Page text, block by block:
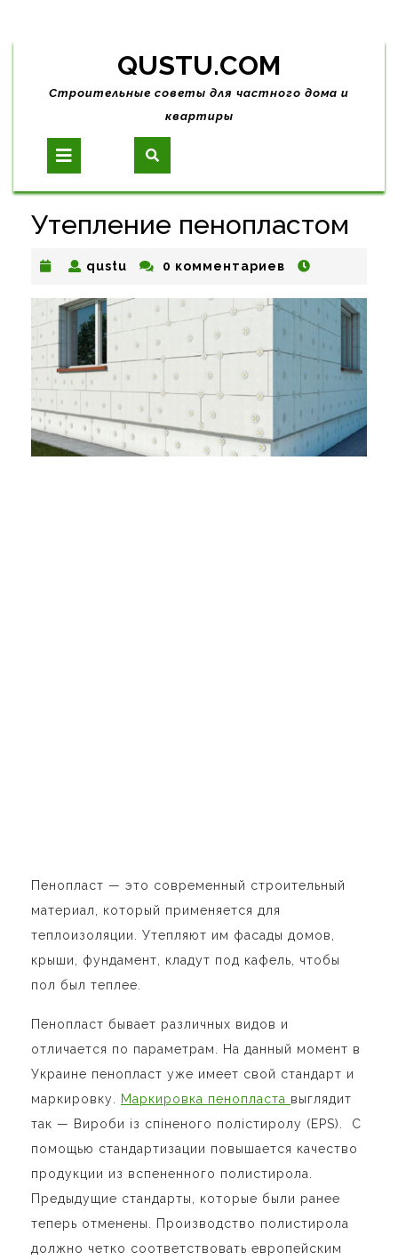
Skip
content
QUSTU.COM
Строительные советы для частного дома и
квартиры
Open
Button
Утепление пенопластом
qustu qustu0 комментариев
Пенопласт — это современный строительный
материал, который применяется для
теплоизоляции. Утепляют им фасады домов,
крыши, фундамент, кладут под кафель, чтобы
пол был теплее.
Пенопласт бывает различных видов и
отличается по параметрам. На данный момент в
Украине пенопласт уже имеет свой стандарт и
маркировку.
Маркировка пенопласта выглядит
так — Вироби із спіненого полiстиролу (EPS). С
помощью стандартизации повышается качество
продукции из вспененного полистирола.
Предыдущие стандарты, которые были ранее
теперь отменены. Производство полистирола
должно четко соответствовать европейским